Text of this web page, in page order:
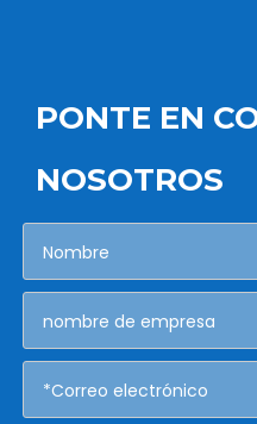
PONTE EN
NOSOTROS